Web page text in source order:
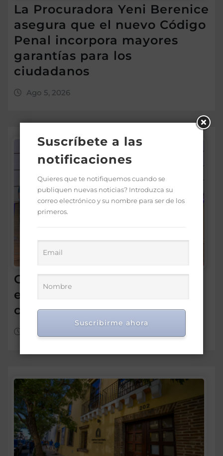
La Procuradora Yeni Berenice
asegura que el nuevo Código
Penal incorpora mayores
garantías para los
ciudadanos
Ago 5, 2026
Gobierno premia a 170
estudiantes por méritos en
ciencias y tecnologías
Suscríbete a las
notificaciones
Quieres que te notifiquemos cuando se
publiquen nuevas noticias? Introduzca su
correo electrónico y su nombre para ser de los
primeros.
Suscribirme ahora